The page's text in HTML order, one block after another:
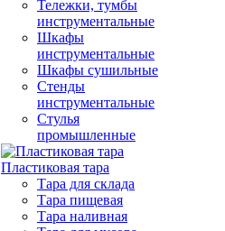
Тележки, тумбы
инструментальные
Шкафы
инструментальные
Шкафы сушильные
Стенды
инструментальные
Cтулья
промышленные
Пластиковая тара
Тара для склада
Тара пищевая
Тара наливная